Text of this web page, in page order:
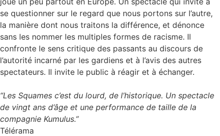
se questionner sur le regard que nous portons sur l’autre,
la manière dont nous traitons la différence, et dénonce
sans les nommer les multiples formes de racisme. Il
confronte le sens critique des passants au discours de
l’autorité incarné par les gardiens et à l’avis des autres
spectateurs. Il invite le public à réagir et à échanger.
“Les Squames c’est du lourd, de l’historique. Un spectacle
de vingt ans d’âge et une performance de taille de la
compagnie Kumulus.”
Télérama